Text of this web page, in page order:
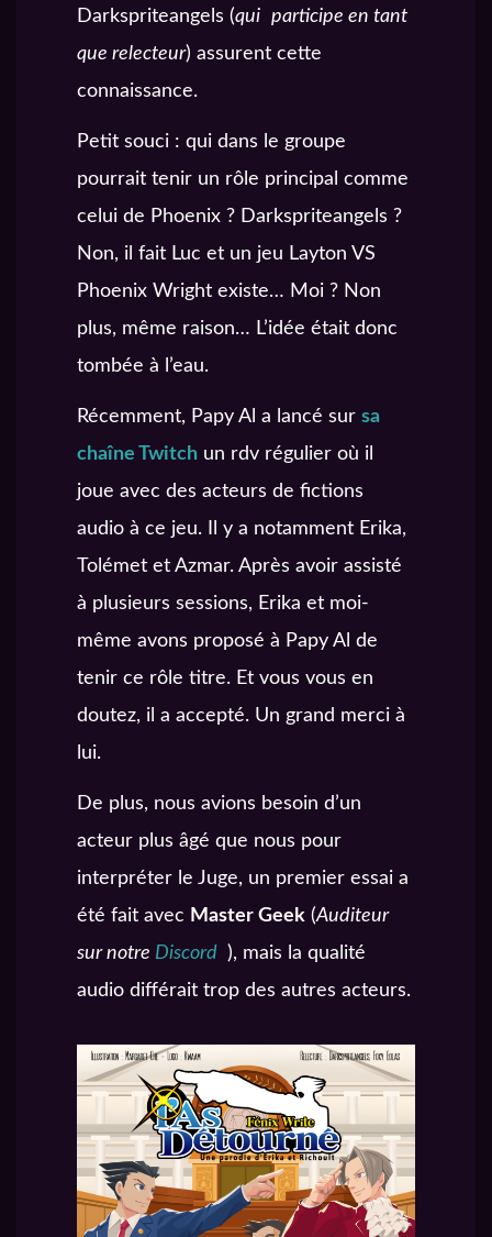
Darkspriteangels (qui participe en tant
que relecteur) assurent cette
connaissance.
Petit souci : qui dans le groupe
pourrait tenir un rôle principal comme
celui de Phoenix ? Darkspriteangels ?
Non, il fait Luc et un jeu Layton VS
Phoenix Wright existe… Moi ? Non
plus, même raison… L’idée était donc
tombée à l’eau.
Récemment, Papy Al a lancé sur sa
chaîne Twitch un rdv régulier où il
joue avec des acteurs de fictions
audio à ce jeu. Il y a notamment Erika,
Tolémet et Azmar. Après avoir assisté
à plusieurs sessions, Erika et moi-
même avons proposé à Papy Al de
tenir ce rôle titre. Et vous vous en
doutez, il a accepté. Un grand merci à
lui.
De plus, nous avions besoin d’un
acteur plus âgé que nous pour
interpréter le Juge, un premier essai a
été fait avec Master Geek (Auditeur
sur notre Discord
), mais la qualité
audio différait trop des autres acteurs.